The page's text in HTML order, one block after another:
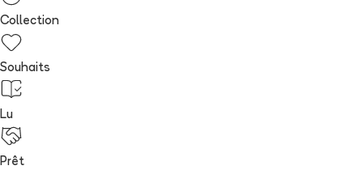
Collection
Souhaits
Lu
Prêt